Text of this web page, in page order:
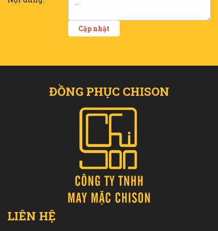
ĐỒNG PHỤC CHISON
LIÊN HỆ